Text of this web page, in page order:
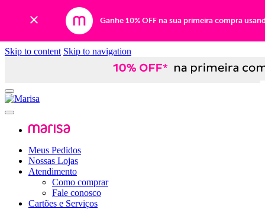
Ganhe 10% OFF na sua primeira compra
Skip to content Skip to navigation
Meus Pedidos
Nossas Lojas
Atendimento
Como comprar
Fale conosco
Cartões e Serviços